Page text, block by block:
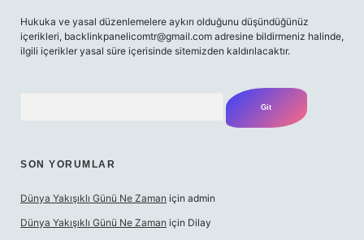
Hukuka ve yasal düzenlemelere aykırı olduğunu düşündüğünüz
içerikleri, backlinkpanelicomtr@gmail.com adresine bildirmeniz halinde,
ilgili içerikler yasal süre içerisinde sitemizden kaldırılacaktır.
SON YORUMLAR
Dünya Yakışıklı Günü Ne Zaman için admin
Dünya Yakışıklı Günü Ne Zaman için Dilay